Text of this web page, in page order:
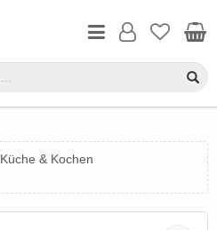
Küche & Kochen